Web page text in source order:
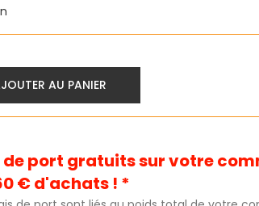
AU PANIER
de port gratuits sur votre
€ d'achats ! *